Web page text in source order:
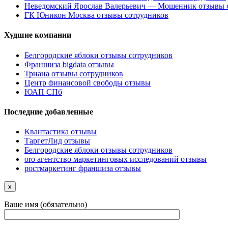
Неведомский Ярослав Валерьевич — Мошенник отзывы
ГК Юникон Москва отзывы сотрудников
Худшие компании
Белгородские яблоки отзывы сотрудников
Франшиза bigdata отзывы
Триана отзывы сотрудников
Центр финансовой свободы отзывы
ЮАП СПб
Последние добавленные
Квантастика отзывы
ТаргетЛид отзывы
Белгородские яблоки отзывы сотрудников
oro агентство маркетинговых исследований отзывы
ростмаркетинг франшиза отзывы
x
Ваше имя (обязательно)